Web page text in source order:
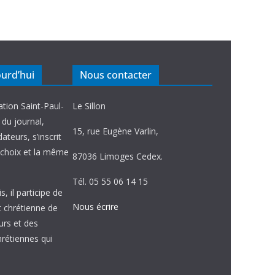
Saint-Paul-
journal,
s’inscrit
et la même
il participe de
chrétienne de
et des
qui
Nous contacter
Le Sillon
15, rue Eugène Varlin,
87036 Limoges Cedex.
Tél. 05 55 06 14 15
Nous écrire